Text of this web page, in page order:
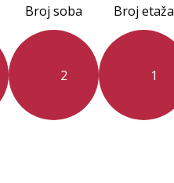
Broj soba
2
Broj etaža
1